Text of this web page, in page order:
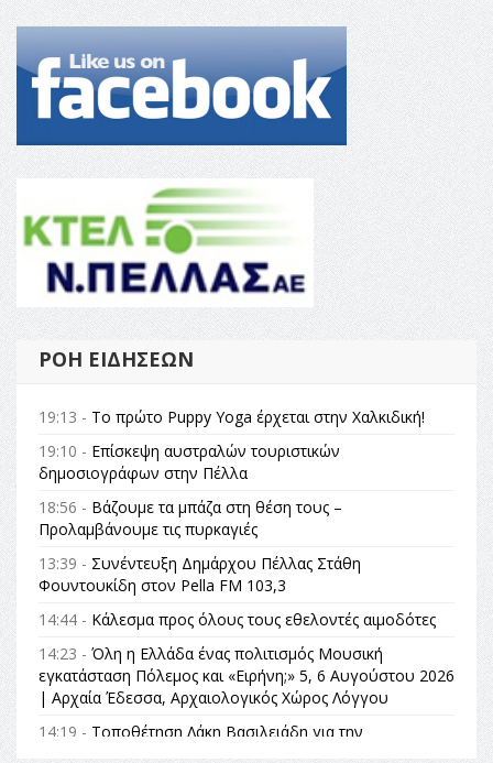
ΡΟΉ ΕΙΔΉΣΕΩΝ
19:13 - Το πρώτο Puppy Yoga έρχεται στην Χαλκιδική!
19:10 - Επίσκεψη αυστραλών τουριστικών
δημοσιογράφων στην Πέλλα
18:56 - Βάζουμε τα μπάζα στη θέση τους –
Προλαμβάνουμε τις πυρκαγιές
13:39 - Συνέντευξη Δημάρχου Πέλλας Στάθη
Φουντουκίδη στον Pella FM 103,3
14:44 - Κάλεσμα προς όλους τους εθελοντές αιμοδότες
14:23 - Όλη η Ελλάδα ένας πολιτισμός Μουσική
εγκατάσταση Πόλεμος και «Ειρήνη;» 5, 6 Αυγούστου 2026
| Αρχαία Έδεσσα, Αρχαιολογικός Χώρος Λόγγου
14:19 - Τοποθέτηση Λάκη Βασιλειάδη για την
Αναθεώρηση του Συντάγματος: «Σε τέτοιες κορυφαίες